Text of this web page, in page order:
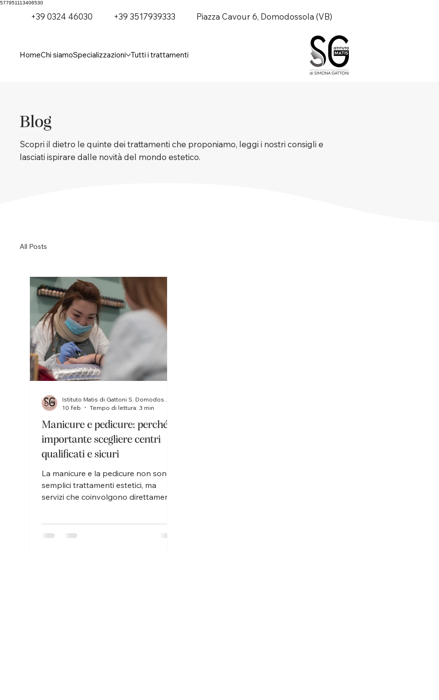
577951113406530
+39 0324 46030 +39 3517939333 Piazza Cavour 6, Domodossola (VB)
HomeChi siamoSpecializzazioni Tutti i trattamenti
Blog
Scopri il dietro le quinte dei trattamenti che proponiamo, leggi i nostri consigli e
lasciati ispirare dalle novità del mondo estetico.
All Posts
Manicure e pedicure: perché è
importante scegliere centri
qualificati e sicuri
La manicure e la pedicure non sono
semplici trattamenti estetici, ma
servizi che coinvolgono direttamente
centro a cui affidarsi non dovrebbe
10 feb
Tempo di lettura: 3 min